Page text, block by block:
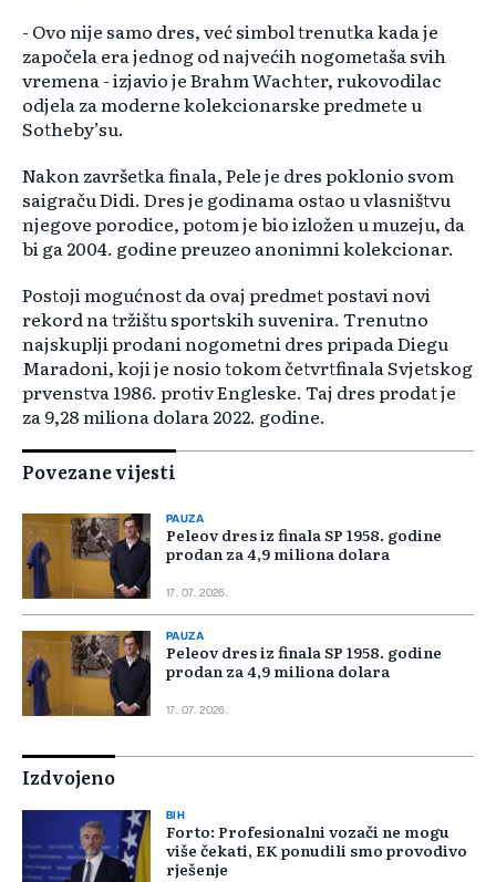
- Ovo nije samo dres, već simbol trenutka kada je
započela era jednog od najvećih nogometaša svih
vremena - izjavio je Brahm Wachter, rukovodilac
odjela za moderne kolekcionarske predmete u
Sotheby’su.
Nakon završetka finala, Pele je dres poklonio svom
saigraču Didi. Dres je godinama ostao u vlasništvu
njegove porodice, potom je bio izložen u muzeju, da
bi ga 2004. godine preuzeo anonimni kolekcionar.
Postoji mogućnost da ovaj predmet postavi novi
rekord na tržištu sportskih suvenira. Trenutno
najskuplji prodani nogometni dres pripada Diegu
Maradoni, koji je nosio tokom četvrtfinala Svjetskog
prvenstva 1986. protiv Engleske. Taj dres prodat je
za 9,28 miliona dolara 2022. godine.
Povezane vijesti
PAUZA
Peleov dres iz finala SP 1958. godine
prodan za 4,9 miliona dolara
17. 07. 2026.
PAUZA
Peleov dres iz finala SP 1958. godine
prodan za 4,9 miliona dolara
17. 07. 2026.
Izdvojeno
BIH
Forto: Profesionalni vozači ne mogu
više čekati, EK ponudili smo provodivo
rješenje